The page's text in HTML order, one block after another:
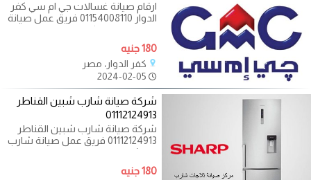
ارقام صيانة غسالات جي ام سي كفر
الدوار 01154008110 فريق عمل صيانة
جي ام سي فى كفر الدوار يوجد فريق
دعم
180 جنيه
كفر الدوار، مصر
شركة صيانة شارب شبين القناطر
01112124913
شركة صيانة شارب شبين القناطر
01112124913 فريق عمل صيانة شارب
فى شبين القناطر يوجد فريق دعم
فنى يقوم
180 جنيه